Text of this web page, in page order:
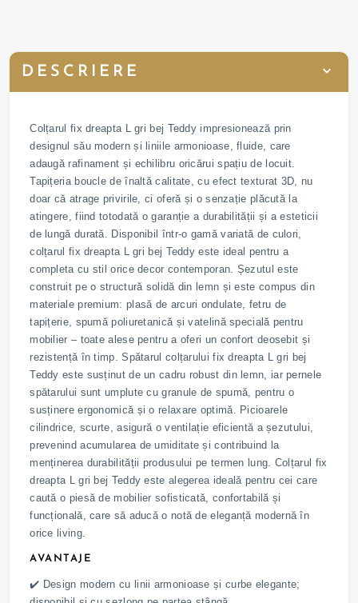
DESCRIERE
Colțarul fix dreapta L gri bej Teddy impresionează prin
designul său modern și liniile armonioase, fluide, care
adaugă rafinament și echilibru oricărui spațiu de locuit.
Tapițeria boucle de înaltă calitate, cu efect texturat 3D, nu
doar că atrage privirile, ci oferă și o senzație plăcută la
atingere, fiind totodată o garanție a durabilității și a esteticii
de lungă durată. Disponibil într-o gamă variată de culori,
colțarul fix dreapta L gri bej Teddy este ideal pentru a
completa cu stil orice decor contemporan. Șezutul este
construit pe o structură solidă din lemn și este compus din
materiale premium: plasă de arcuri ondulate, fetru de
tapițerie, spumă poliuretanică și vatelină specială pentru
mobilier – toate alese pentru a oferi un confort deosebit și
rezistență în timp. Spătarul colțarului fix dreapta L gri bej
Teddy este susținut de un cadru robust din lemn, iar pernele
spătarului sunt umplute cu granule de spumă, pentru o
susținere ergonomică și o relaxare optimă. Picioarele
cilindrice, scurte, asigură o ventilație eficientă a șezutului,
prevenind acumularea de umiditate și contribuind la
menținerea durabilității produsului pe termen lung. Colțarul fix
dreapta L gri bej Teddy este alegerea ideală pentru cei care
caută o piesă de mobilier sofisticată, confortabilă și
funcțională, care să aducă o notă de eleganță modernă în
orice living.
AVANTAJE
✔️ Design modern cu linii armonioase și curbe elegante;